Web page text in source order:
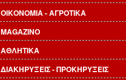
ΟΙΚΟΝΟΜΙΑ - ΑΓΡΟΤΙΚΑ
MAGAZINO
ΑΘΛΗΤΙΚΑ
ΔΙΑΚΗΡΥΞΕΙΣ - ΠΡΟΚΗΡΥΞΕΙΣ